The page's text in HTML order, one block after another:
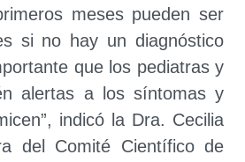
meses pueden ser
si no hay un diagnóstico
que los pediatras y
alertas a los síntomas y
indicó la Dra. Cecilia
del Comité Científico de